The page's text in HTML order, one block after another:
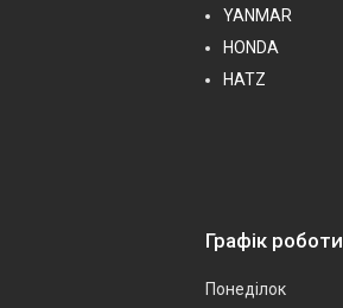
YANMAR
HONDA
HATZ
Графік роботи
Понеділок